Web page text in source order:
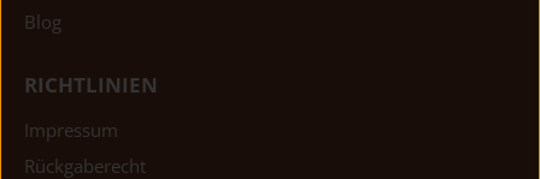
Blog
RICHTLINIEN
Impressum
Rückgaberecht